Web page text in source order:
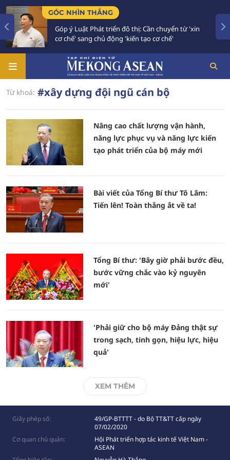
GÓC NHÌN THẲNG
Góp ý Luật Phát triển đô thị: Cần chuyển từ 'xin
cơ chế' sang chủ động 'kiến tạo cơ chế'
Từ khoá: #xây dựng đội ngũ cán bộ
Nâng cao chất lượng vận hành,
năng lực phục vụ và năng lực kiến
tạo phát triển của bộ máy mới
Bài viết của Tổng Bí thư Tô Lâm:
Tiến lên! Toàn thắng ắt về ta!
Tổng Bí thư: 'Bây giờ phải bước đều,
bước vững chắc vào kỷ nguyên
mới'
'Phải giữ cho bộ máy Đảng thật sự
trong sạch, tinh gọn, hiệu lực, hiệu
quả'
XEM THÊM
Giấy phép số:
49/GP-BTTTT - do Bộ TT&TT cấp ngày
07/02/2020
Cơ quan chủ quản:
Hội Phát triển hợp tác kinh tế Việt Nam -
ASEAN